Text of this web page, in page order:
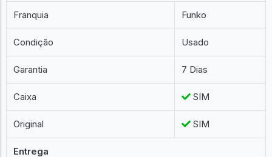
Franquia Funko
Condição Usado
Garantia 7 Dias
Caixa SIM
Original SIM
Entrega